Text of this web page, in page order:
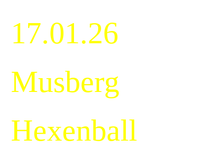
17.01.26
Musberg
Hexenball